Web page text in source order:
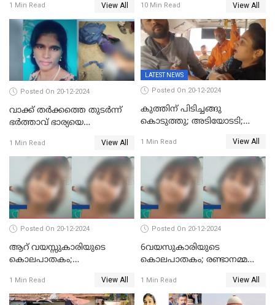
1 Min Read View All
ജീവപര്യന്തം
10 Min Read View All
Posted On 20-12-2024
വാക്ക് തര്‍ക്കത്തെ തുടര്‍ന്ന്
ഭര്‍ത്താവ് ഭാര്യയെ
1 Min Read View All
LATEST NEWS
Posted On 20-12-2024
കുത്തിന് പിടിച്ചങ്ങു
കൊടുത്തു; അടിയോടടി;
ശല്യം ചെയ്തയാളെ 26 തവണ
മുഖത്തടിച്ച് അധ്യാപിക
1 Min Read View All
Posted On 20-12-2024
ആറ് വയസ്സുകാരിയുടെ
കൊലപാതകം;
ബന്ധമില്ലെന്ന് സ്ഥിരീകരണം
1 Min Read View All
Posted On 20-12-2024
6വയസുകാരിയുടെ
കൊലപാതകം; രണ്ടാനമ്മയെ
1 Min Read View All